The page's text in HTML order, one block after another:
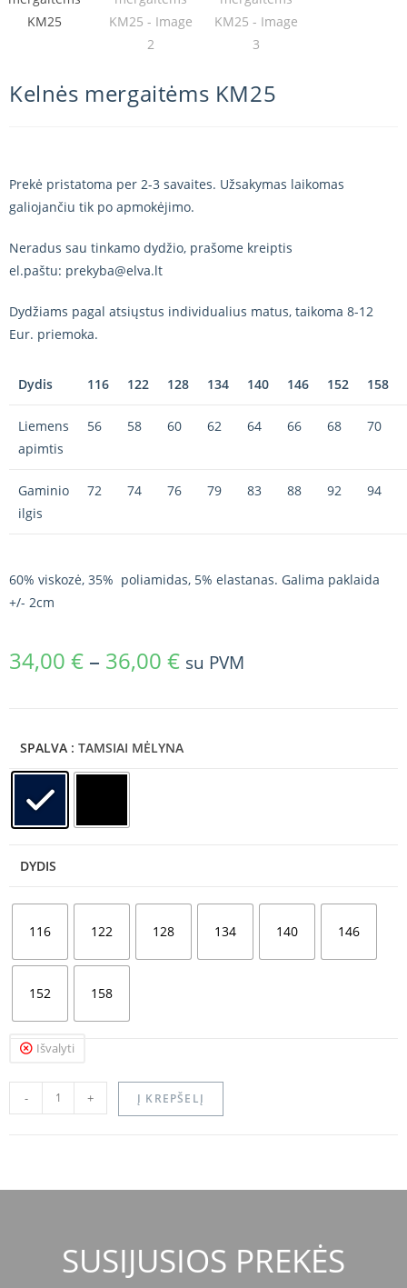
Kelnės mergaitėms KM25
Prekė pristatoma per 2-3 savaites. Užsakymas laikomas
galiojančiu tik po apmokėjimo.
Neradus sau tinkamo dydžio, prašome kreiptis
el.paštu: prekyba@elva.lt
Dydžiams pagal atsiųstus individualius matus, taikoma 8-12
Eur. priemoka.
Dydis 116 122 128 134 140 146 152 158
Liemens
apimtis
56 58 60 62 64 66 68 70
Gaminio
ilgis
72 74 76 79 83 88 92 94
60% viskozė, 35% poliamidas, 5% elastanas. Galima paklaida
+/- 2cm
34,00 € – 36,00 € su PVM
SPALVA : TAMSIAI MĖLYNA
DYDIS
116 122 128 134 140 146
152 158
Išvalyti
- + Į KREPŠELĮ
SUSIJUSIOS PREKĖS